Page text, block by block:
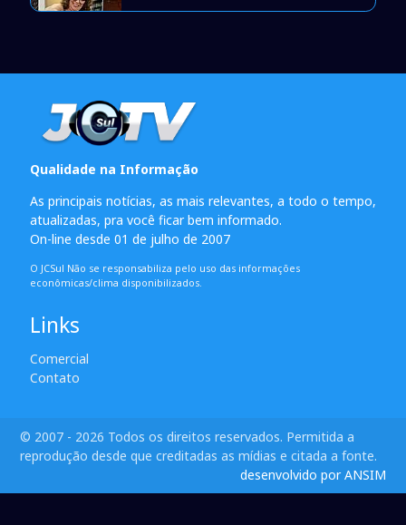
Qualidade na Informação
As principais notícias, as mais relevantes, a todo o tempo,
atualizadas, pra você ficar bem informado.
On-line desde 01 de julho de 2007
O JCSul Não se responsabiliza pelo uso das informações
econômicas/clima disponibilizados.
Links
Comercial
Contato
© 2007 - 2026 Todos os direitos reservados. Permitida a
reprodução desde que creditadas as mídias e citada a fonte.
desenvolvido por ANSIM